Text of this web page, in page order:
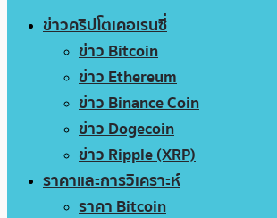
ข่าวคริปโตเคอเรนซี่
ข่าว Bitcoin
ข่าว Ethereum
ข่าว Binance Coin
ข่าว Dogecoin
ข่าว Ripple (XRP)
ราคาและการวิเคราะห์
ราคา Bitcoin